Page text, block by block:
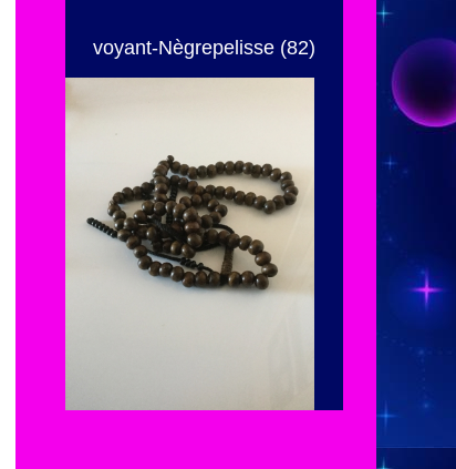
voyant-Nègrepelisse (82)